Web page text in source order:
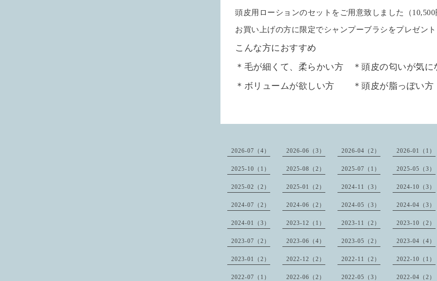
頭皮用ローションのセットをご用意致しました（10,500
お買い上げの方に限定でシャンプーブラシをプレゼント
こんな方におすすめ
＊毛が細くて、柔らかい方 ＊頭皮の匂いが気に
＊ボリュームが欲しい方 ＊頭皮が脂っぽい方
2026-07（4） 2026-06（3） 2026-04（2） 2026-01（1）
2025-10（1） 2025-08（2） 2025-07（1） 2025-05（3）
2025-02（2） 2025-01（2） 2024-11（3） 2024-10（3）
2024-07（2） 2024-06（2） 2024-05（3） 2024-04（3）
2024-01（3） 2023-12（1） 2023-11（2） 2023-10（2）
2023-07（2） 2023-06（4） 2023-05（2） 2023-04（4）
2023-01（2） 2022-12（2） 2022-11（2） 2022-10（1）
2022-07（1） 2022-06（2） 2022-05（3） 2022-04（2）